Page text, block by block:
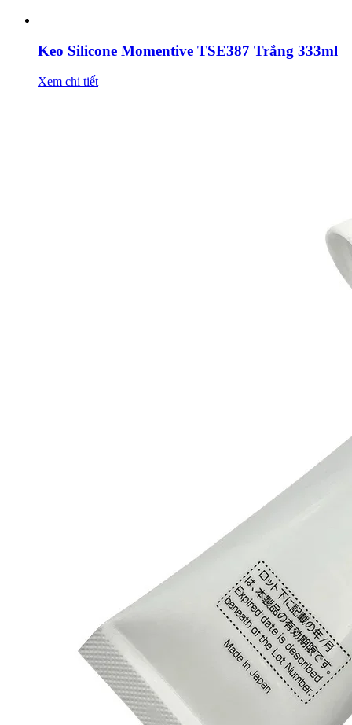
Keo Silicone Momentive TSE387 Trắng 333ml
Xem chi tiết